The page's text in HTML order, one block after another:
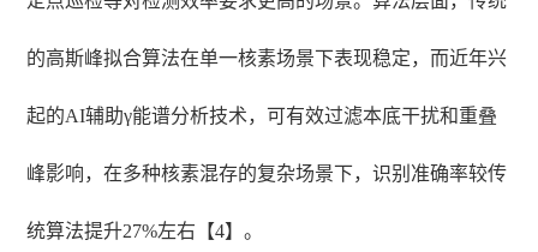
的高斯峰拟合算法在单一核素场景下表现稳定，而近年兴
起的AI辅助γ能谱分析技术，可有效过滤本底干扰和重叠
峰影响，在多种核素混存的复杂场景下，识别准确率较传
统算法提升27%左右【4】。